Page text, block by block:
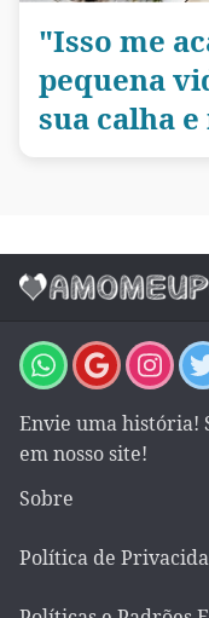
"Isso me
pequena
sua calha
Envie uma história!
em nosso site!
Sobre
Política de